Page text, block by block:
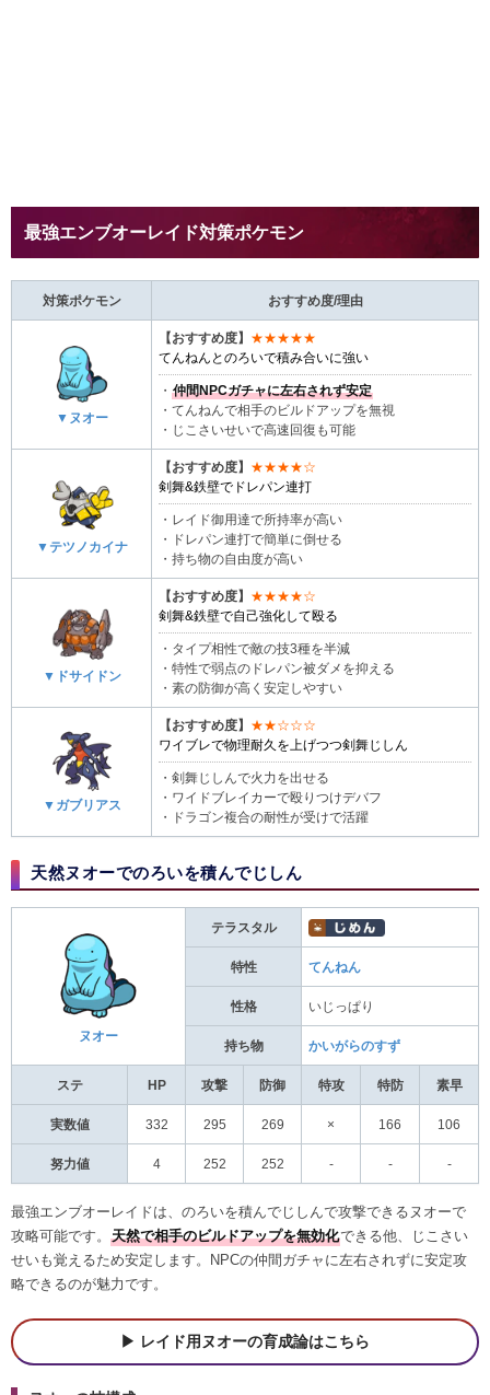
最強エンブオーレイド対策ポケモン
対策ポケモン おすすめ度/理由
▼ヌオー
【おすすめ度】 ★★★★★
てんねんとのろいで積み合いに強い
・ 仲間NPCガチャに左右されず安定
・てんねんで相手のビルドアップを無視
・じこさいせいで高速回復も可能
▼テツノカイナ
【おすすめ度】 ★★★★☆
剣舞&鉄壁でドレパン連打
・レイド御用達で所持率が高い
・ドレパン連打で簡単に倒せる
・持ち物の自由度が高い
▼ドサイドン
【おすすめ度】 ★★★★☆
剣舞&鉄壁で自己強化して殴る
・タイプ相性で敵の技3種を半減
・特性で弱点のドレパン被ダメを抑える
・素の防御が高く安定しやすい
▼ガブリアス
【おすすめ度】 ★★☆☆☆
ワイブレで物理耐久を上げつつ剣舞じしん
・剣舞じしんで火力を出せる
・ワイドブレイカーで殴りつけデバフ
・ドラゴン複合の耐性が受けで活躍
天然ヌオーでのろいを積んでじしん
ヌオー
テラスタル
特性 てんねん
性格 いじっぱり
持ち物 かいがらのすず
ステ HP 攻撃 防御 特攻 特防 素早
実数値 332 295 269 × 166 106
努力値 4 252 252 - - -
最強エンブオーレイドは、のろいを積んでじしんで攻撃できるヌオーで
攻略可能です。 天然で相手のビルドアップを無効化できる他、じこさい
せいも覚えるため安定します。NPCの仲間ガチャに左右されずに安定攻
略できるのが魅力です。
レイド用ヌオーの育成論はこちら